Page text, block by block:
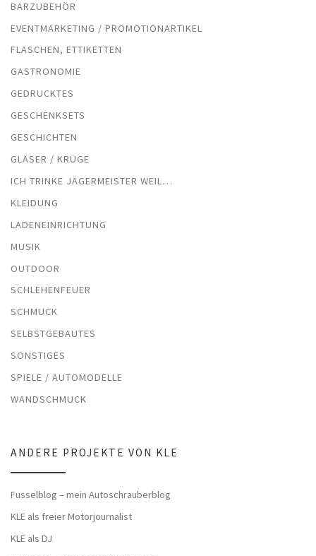
BARZUBEHÖR
EVENTMARKETING / PROMOTIONARTIKEL
FLASCHEN, ETTIKETTEN
GASTRONOMIE
GEDRUCKTES
GESCHENKSETS
GESCHICHTEN
GLÄSER / KRÜGE
ICH TRINKE JÄGERMEISTER WEIL…
KLEIDUNG
LADENEINRICHTUNG
MUSIK
OUTDOOR
SCHLEHENFEUER
SCHMUCK
SELBSTGEBAUTES
SONSTIGES
SPIELE / AUTOMODELLE
WANDSCHMUCK
ANDERE PROJEKTE VON KLE
Fusselblog – mein Autoschrauberblog
KLE als freier Motorjournalist
KLE als DJ